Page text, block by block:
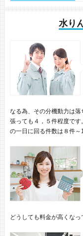
水り
なる為、その分機動力は
張っても４，５件程度で
の一日に回る件数は８件～
どうしても料金が高くなっ